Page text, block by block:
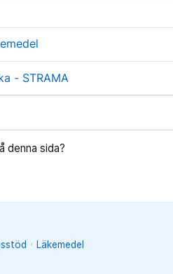
- STRAMA
denna sida?
Läkemedel